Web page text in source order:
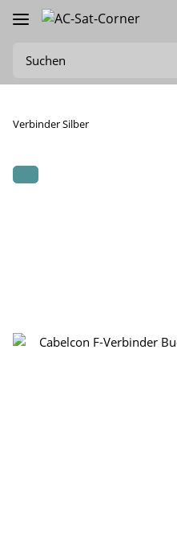
Verbinder Silber